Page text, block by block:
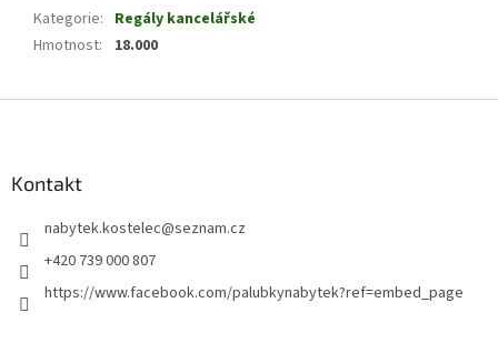
Kategorie: Regály kancelářské
Hmotnost: 18.000
Kontakt
nabytek.kostelec@seznam.cz
+420 739 000 807
https://www.facebook.com/palubkynabytek?ref=embed_page